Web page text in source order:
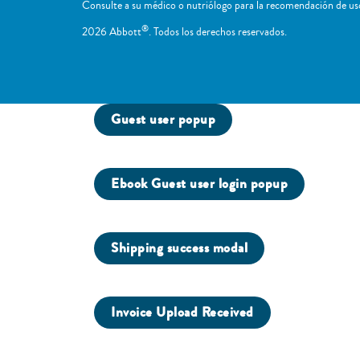
Consulte a su médico o nutriólogo para la recomendación de
2026 Abbott®. Todos los derechos reservados.
Guest user popup
Ebook Guest user login popup
Shipping success modal
Invoice Upload Received